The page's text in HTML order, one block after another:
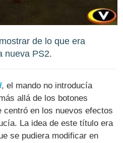
de lo que era
nueva PS2.
, el mando no introducía
allá de los botones
centró en los nuevos efectos
La idea de este título era
se pudiera modificar en